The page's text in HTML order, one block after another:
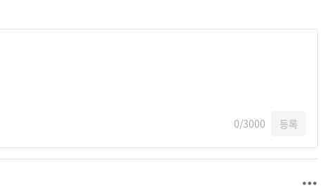
0/3000 등록